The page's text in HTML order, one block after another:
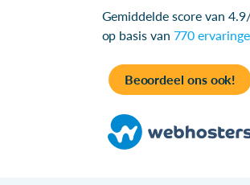
Gemiddelde score van
op basis van 770
Beoordeel ons ook!